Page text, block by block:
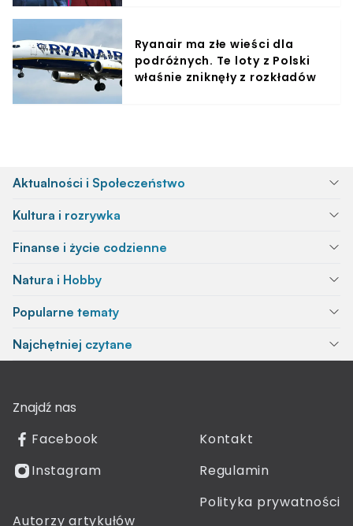
Ryanair ma złe wieści dla
podróżnych. Te loty z Polski
właśnie zniknęły z rozkładów
Aktualności i Społeczeństwo
Kultura i rozrywka
Finanse i życie codzienne
Natura i Hobby
Popularne tematy
Najchętniej czytane
Znajdź nas
Facebook
Instagram
Kontakt
Regulamin
Polityka prywatności
Autorzy artykułów